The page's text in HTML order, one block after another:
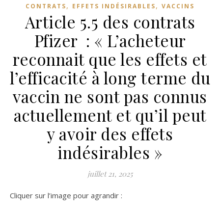
CONTRATS, EFFETS INDÉSIRABLES, VACCINS
Article 5.5 des contrats
Pfizer : « L’acheteur
reconnait que les effets et
l’efficacité à long terme du
vaccin ne sont pas connus
actuellement et qu’il peut
y avoir des effets
indésirables »
juillet 21, 2025
Cliquer sur l’image pour agrandir :